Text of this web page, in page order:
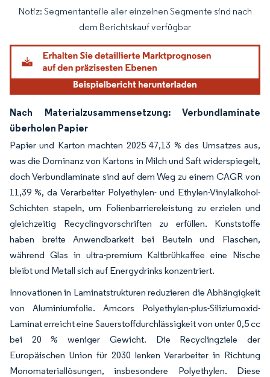
Bild © Mordor Intelligence. Wiederverwendung erfordert Namensnennung
Notiz: Segmentanteile aller einzelnen Segmente sind nach
dem Berichtskauf verfügbar
Nach Materialzusammensetzung: Verbundlaminate
überholen Papier
Papier und Karton machten 2025 47,13 % des Umsatzes aus,
was die Dominanz von Kartons in Milch und Saft widerspiegelt,
doch Verbundlaminate sind auf dem Weg zu einem CAGR von
11,39 %, da Verarbeiter Polyethylen- und Ethylen-Vinylalkohol-
Schichten stapeln, um Folienbarriereleistung zu erzielen und
gleichzeitig Recyclingvorschriften zu erfüllen. Kunststoffe
haben breite Anwendbarkeit bei Beuteln und Flaschen,
während Glas in ultra-premium Kaltbrühkaffee eine Nische
bleibt und Metall sich auf Energydrinks konzentriert.
Innovationen in Laminatstrukturen reduzieren die Abhängigkeit
von Aluminiumfolie. Amcors Polyethylen-plus-Siliziumoxid-
Laminat erreicht eine Sauerstoffdurchlässigkeit von unter 0,5 cc
bei 20 % weniger Gewicht. Die Recyclingziele der
Europäischen Union für 2030 lenken Verarbeiter in Richtung
Monomateriallösungen, insbesondere Polyethylen. Diese